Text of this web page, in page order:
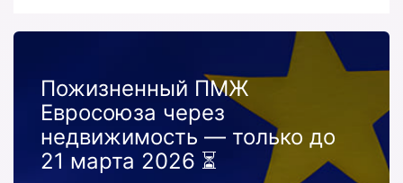
Пожизненный ПМЖ
Евросоюза через
недвижимость — только до
21 марта 2026 ⏳